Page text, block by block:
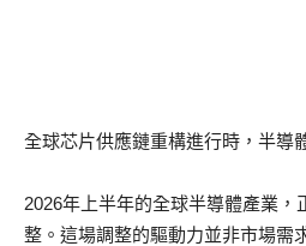
全球芯片供應鏈重構進行時，半導
2026年上半年的全球半導體產業，
整。這場調整的驅動力並非市場需